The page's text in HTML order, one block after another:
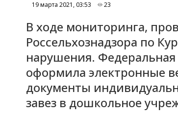
19 марта 2021, 03:53 23
В ходе мониторинга,
Россельхознадзора по
нарушения. Федеральная
оформила электронные
документы
завез в дошкольное